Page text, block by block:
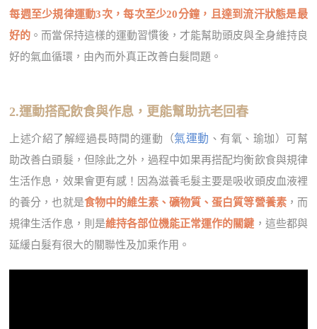
每週至少規律運動3次，每次至少20分鐘，且達到流汗狀態是最
好的 。而當保持這樣的運動習慣後，才能幫助頭皮與全身維持良
好的氣血循環，由內而外真正改善白髮問題。
2.運動搭配飲食與作息，更能幫助抗老回春
上述介紹了解經過長時間的運動（氣運動 、有氧、瑜珈）可幫
助改善白頭髮，但除此之外，過程中如果再搭配均衡飲食與規律
生活作息，效果會更有感！因為滋養毛髮主要是吸收頭皮血液裡
的養分，也就是食物中的維生素、礦物質、蛋白質等營養素，而
規律生活作息，則是維持各部位機能正常運作的關鍵 ，這些都與
延緩白髮有很大的關聯性及加乘作用。